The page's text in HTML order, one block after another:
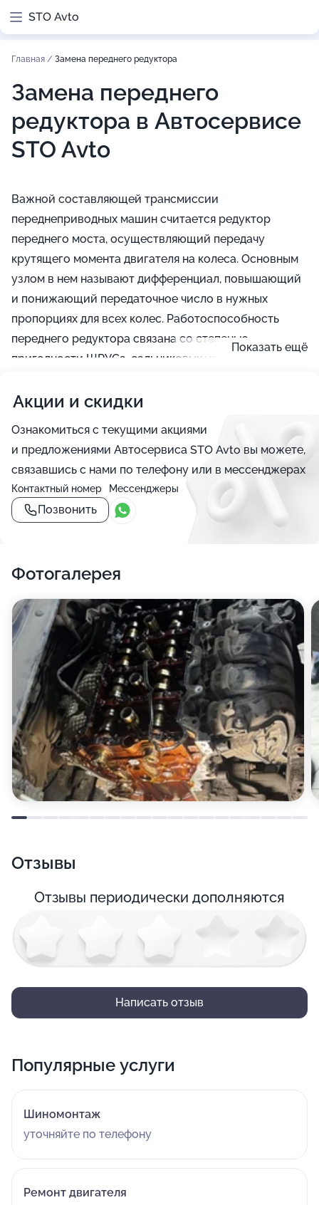
STO Avto
Главная / Замена переднего редуктора
Замена переднего
редуктора в Автосервисе
STO Avto
Важной составляющей трансмиссии
переднеприводных машин считается редуктор
переднего моста, осуществляющий передачу
крутящего момента двигателя на колеса. Основным
узлом в нем называют дифференциал, повышающий
и понижающий передаточное число в нужных
пропорциях для всех колес. Работоспособность
переднего редуктора связана со степенью
пригодности ШРУСа, сальниковых уплотнителей,
когда эти составляющие изнашиваются, появляется
смогут оказать помощь сотрудники автосервиса
STO Avto.
Показать ещё
Акции и скидки
Ознакомиться с текущими акциями
и предложениями Автосервиса STO Avto вы можете,
связавшись с нами по телефону или в мессенджерах
Контактный номер
Позвонить
Мессенджеры
Фотогалерея
Отзывы
Отзывы периодически дополняются
Написать отзыв
Популярные услуги
Шиномонтаж
уточняйте по телефону
Ремонт двигателя